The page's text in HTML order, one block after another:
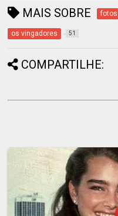
MAIS SOBRE fotos
os vingadores 51
COMPARTILHE: